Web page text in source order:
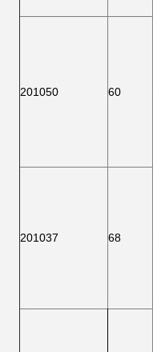
201050 60
201037 68